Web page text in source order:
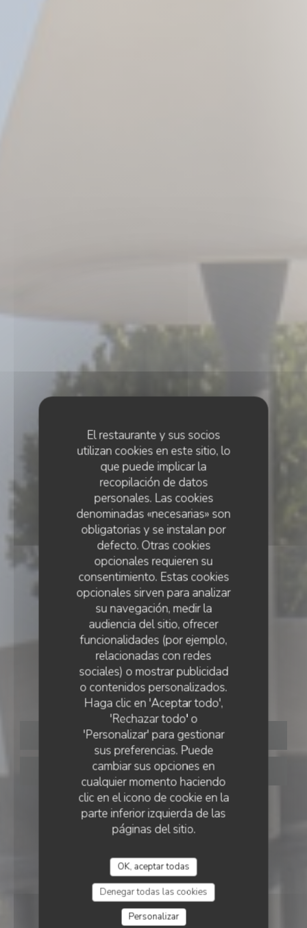
El restaurante y sus socios
utilizan cookies en este sitio, lo
que puede implicar la
recopilación de datos
personales. Las cookies
denominadas «necesarias» son
obligatorias y se instalan por
defecto. Otras cookies
opcionales requieren su
consentimiento. Estas cookies
opcionales sirven para analizar
su navegación, medir la
audiencia del sitio, ofrecer
funcionalidades (por ejemplo,
relacionadas con redes
sociales) o mostrar publicidad
o contenidos personalizados.
Haga clic en 'Aceptar todo',
'Rechazar todo' o
'Personalizar' para gestionar
sus preferencias. Puede
cambiar sus opciones en
cualquier momento haciendo
clic en el icono de cookie en la
parte inferior izquierda de las
páginas del sitio.
OK, aceptar todas
Denegar todas las cookies
Personalizar
CERVECERÍA• SAINT GERMAIN EN LAYE
Brasserie du Théâtre
RESERVAR UNA MESA
TAKEAWAY